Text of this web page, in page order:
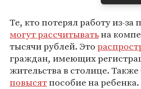
Те, кто потерял работу из-за
могут рассчитыватьна
тысячи рублей. Это
граждан, имеющих
жительства в столице.
повысятпособие на ребенка.